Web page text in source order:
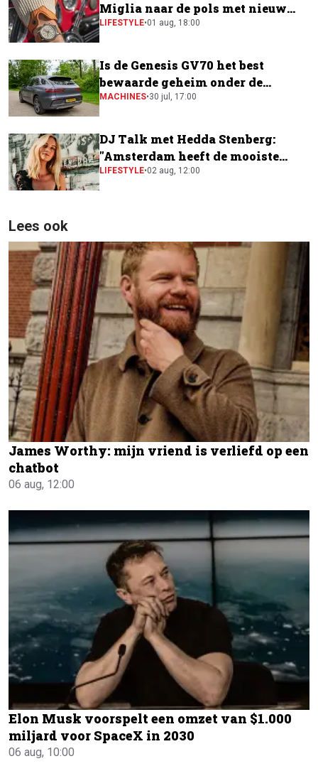
Miglia naar de pols met nieuw
horloge
LIFESTYLE•01 aug, 18:00
Is de Genesis GV70 het best
bewaarde geheim onder de
elektrische SUV's?
MACHINES•30 jul, 17:00
DJ Talk met Hedda Stenberg:
"Amsterdam heeft de mooiste
festivalscene van Europa"
LIFESTYLE•02 aug, 12:00
Lees ook
James Worthy: mijn vriend is verliefd op een
chatbot
06 aug, 12:00
Elon Musk voorspelt een omzet van $1.000
miljard voor SpaceX in 2030
06 aug, 10:00